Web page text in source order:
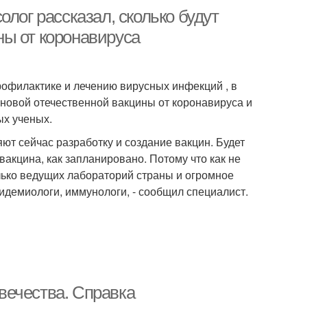
рассказал, сколько будут
от коронавируса
и лечению вирусных инфекций , в
отечественной вакцины от коронавируса и
ученых.
сейчас разработку и создание вакцин. Будет
как запланировано. Потому что как не
ведущих лабораторий страны и огромное
иммунологи, - сообщил специалист.
Справка